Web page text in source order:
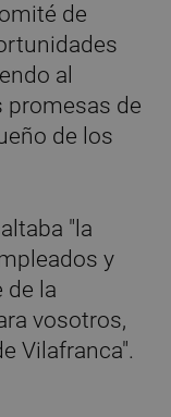
de
al
promesas de
de los
"la
y
de la
vosotros,
Vilafranca".